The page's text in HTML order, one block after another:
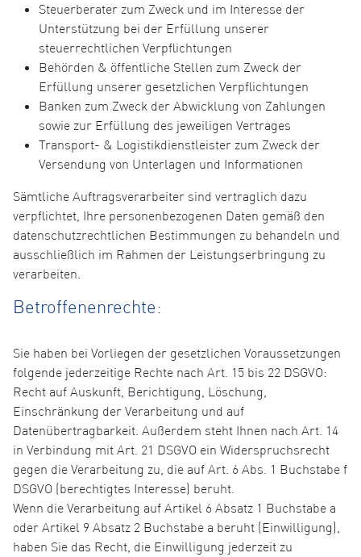
Steuerberater zum Zweck und im Interesse der
Unterstützung bei der Erfüllung unserer
steuerrechtlichen Verpflichtungen
Behörden & öffentliche Stellen zum Zweck der
Erfüllung unserer gesetzlichen Verpflichtungen
Banken zum Zweck der Abwicklung von Zahlungen
sowie zur Erfüllung des jeweiligen Vertrages
Transport- & Logistikdienstleister zum Zweck der
Versendung von Unterlagen und Informationen
Sämtliche Auftragsverarbeiter sind vertraglich dazu
verpflichtet, Ihre personenbezogenen Daten gemäß den
datenschutzrechtlichen Bestimmungen zu behandeln und
ausschließlich im Rahmen der Leistungserbringung zu
verarbeiten.
Betroffenenrechte:
Sie haben bei Vorliegen der gesetzlichen Voraussetzungen
folgende jederzeitige Rechte nach Art. 15 bis 22 DSGVO:
Recht auf Auskunft, Berichtigung, Löschung,
Einschränkung der Verarbeitung und auf
Datenübertragbarkeit. Außerdem steht Ihnen nach Art. 14
in Verbindung mit Art. 21 DSGVO ein Widerspruchsrecht
gegen die Verarbeitung zu, die auf Art. 6 Abs. 1 Buchstabe f
DSGVO (berechtigtes Interesse) beruht.
Wenn die Verarbeitung auf Artikel 6 Absatz 1 Buchstabe a
oder Artikel 9 Absatz 2 Buchstabe a beruht (Einwilligung),
haben Sie das Recht, die Einwilligung jederzeit zu